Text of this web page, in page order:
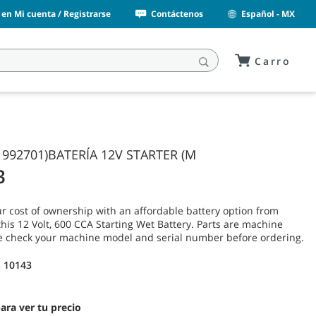
Mi cuenta / Registrarse Contáctenos Español - MX
Carro
12V STARTER (M
cost of ownership with an affordable battery option from
12 Volt, 600 CCA Starting Wet Battery. Parts are machine
check your machine model and serial number before ordering.
10143
ver tu precio